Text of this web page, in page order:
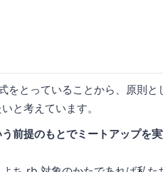
とっていることから、原則と
と考えています。
前提のもとでミートアップを